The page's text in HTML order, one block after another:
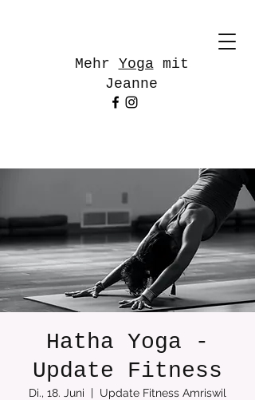
Mehr Yogamit
Jeanne
Hatha Yoga -
Update Fitness
Di., 18. Juni
  |
Update Fitness Amriswil